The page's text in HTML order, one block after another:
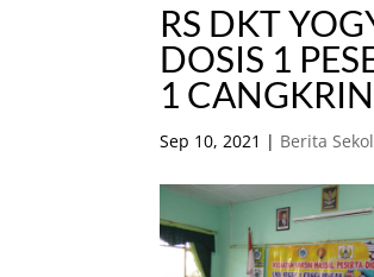
RS DKT
DOSIS 1
1
Sep 10, 2021 | Berita